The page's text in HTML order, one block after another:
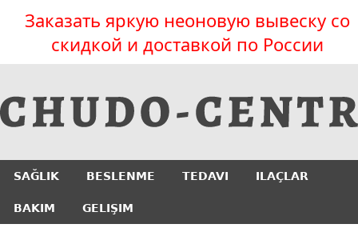
Заказать яркую неоновую вывеску со
скидкой и доставкой по России
SAĞLIK BESLENME TEDAVI ILAÇLAR
BAKIM GELIŞIM